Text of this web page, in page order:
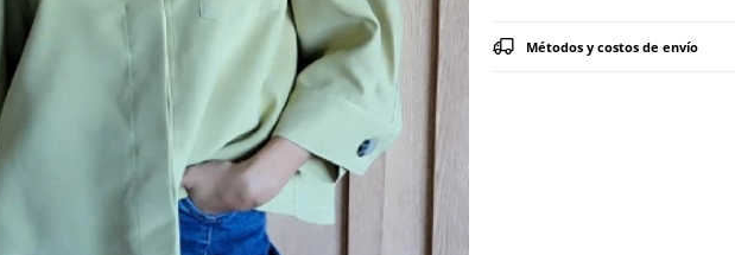
Métodos y costos de envío